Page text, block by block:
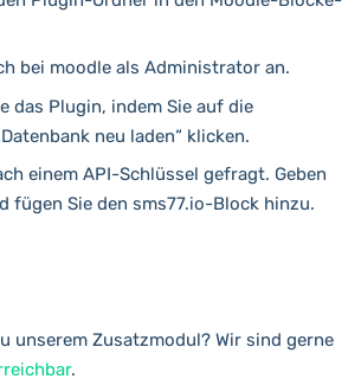
bei moodle als Administrator an.
das Plugin, indem Sie auf die
neu laden“ klicken.
einem API-Schlüssel gefragt. Geben
fügen Sie den sms77.io-Block hinzu.
unserem Zusatzmodul? Wir sind gerne
.